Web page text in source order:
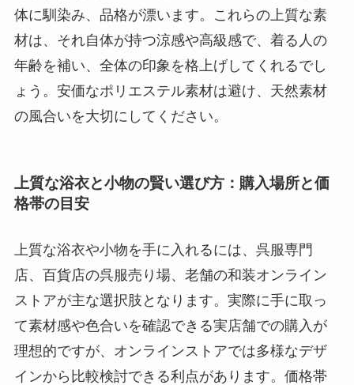
体に馴染み、品格が漂います。これらの上質な素
材は、それ自体が持つ涼感や高級感で、着る人の
年齢を補い、全体の印象を格上げしてくれるでし
ょう。安価なポリエステル素材は避け、天然素材
の風合いを大切にしてください。
上質な浴衣と小物の賢い選び方：購入場所と価
格帯の目安
上質な浴衣や小物を手に入れるには、呉服専門
店、百貨店の呉服売り場、老舗の和装オンライン
ストアが主な選択肢となります。実際に手に取っ
て素材感や色合いを確認できる実店舗での購入が
理想的ですが、オンラインストアでは多様なデザ
インから比較検討できる利点があります。価格帯